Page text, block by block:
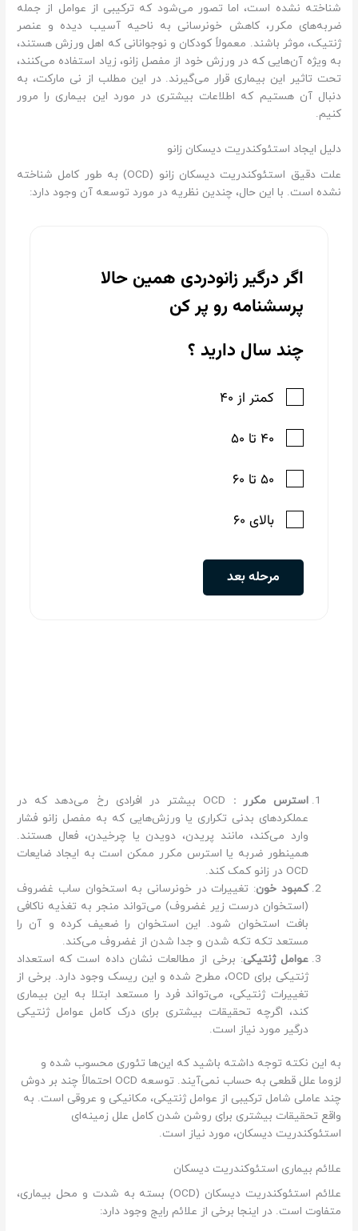
شناخته نشده است، اما تصور می‌شود که ترکیبی از عوامل از جمله
ضربه‌های مکرر، کاهش خونرسانی به ناحیه آسیب دیده و عنصر
ژنتیک، موثر باشند. معمولاً کودکان و نوجوانانی که اهل ورزش هستند،
به ویژه آن‌هایی که در ورزش خود از مفصل زانو، زیاد استفاده می‌کنند،
تحت تاثیر این بیماری قرار می‌گیرند. در این مطلب از نی مارکت، به
دنبال آن هستیم که اطلاعات بیشتری در مورد این بیماری را مرور
کنیم.
دلیل ایجاد استئوکندریت دیسکان زانو
علت دقیق استئوکندریت دیسکان زانو (OCD) به طور کامل شناخته
نشده است. با این حال، چندین نظریه در مورد توسعه آن وجود دارد:
استرس مکرر :
OCD بیشتر در افرادی رخ می‌دهد که در
عملکردهای بدنی تکراری یا ورزش‌هایی که به مفصل زانو فشار
وارد می‌کند، مانند پریدن، دویدن یا چرخیدن، فعال هستند.
همینطور ضربه یا استرس مکرر ممکن است به ایجاد ضایعات
OCD در زانو کمک کند.
کمبود خون: تغییرات در خونرسانی به استخوان ساب غضروف
(استخوان درست زیر غضروف) می‌تواند منجر به تغذیه ناکافی
بافت استخوان شود. این استخوان را ضعیف کرده و آن را
مستعد تکه تکه شدن و جدا شدن از غضروف می‌کند.
عوامل ژنتیکی: برخی از مطالعات نشان داده است که استعداد
ژنتیکی برای OCD، مطرح شده و این ریسک وجود دارد. برخی از
تغییرات ژنتیکی، می‌تواند فرد را مستعد ابتلا به این بیماری
کند، اگرچه تحقیقات بیشتری برای درک کامل عوامل ژنتیکی
درگیر مورد نیاز است.
به این نکته توجه داشته باشید که این‌ها تئوری محسوب شده و
لزوما علل قطعی به حساب نمی‌آیند. توسعه OCD احتمالاً چند بر دوش
چند عاملی شامل ترکیبی از عوامل ژنتیکی، مکانیکی و عروقی است. به
واقع تحقیقات بیشتری برای روشن شدن کامل علل زمینه‌ای
استئوکندریت دیسکان، مورد نیاز است.
علائم بیماری استئوکندریت دیسکان
علائم استئوکندریت دیسکان (OCD) بسته به شدت و محل بیماری،
متفاوت است. در اینجا برخی از علائم رایج وجود دارد: